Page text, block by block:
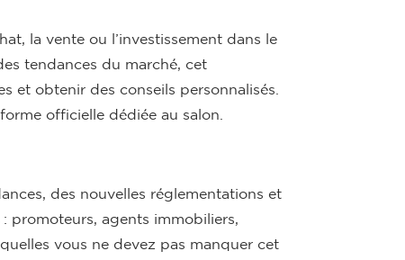
la vente ou l’investissement dans le
tendances du marché, cet
et obtenir des conseils personnalisés.
officielle dédiée au salon.
des nouvelles réglementations et
promoteurs, agents immobiliers,
vous ne devez pas manquer cet